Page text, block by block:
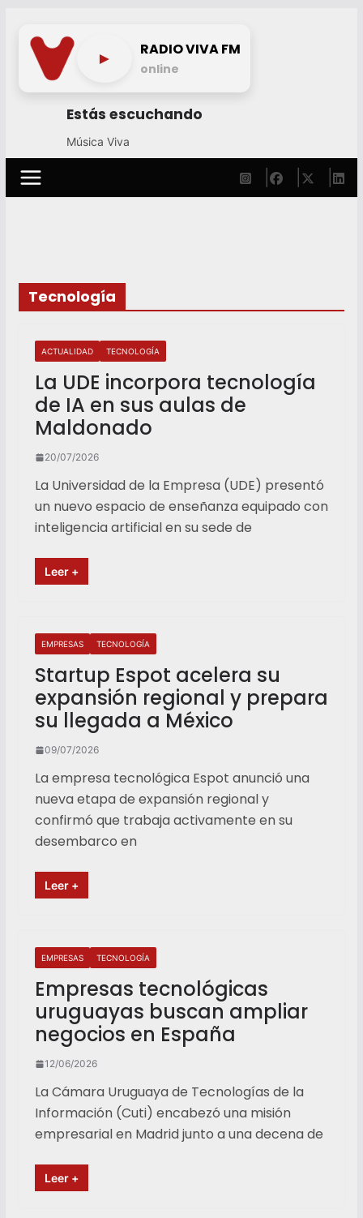
content
► RADIO VIVA FM
online
Estás escuchando
Música Viva
Tecnología
ACTUALIDAD TECNOLOGÍA
La UDE incorpora tecnología
de IA en sus aulas de
Maldonado
20/07/2026
La Universidad de la Empresa (UDE) presentó
un nuevo espacio de enseñanza equipado con
inteligencia artificial en su sede de
Leer +
EMPRESAS TECNOLOGÍA
Startup Espot acelera su
expansión regional y prepara
su llegada a México
09/07/2026
La empresa tecnológica Espot anunció una
nueva etapa de expansión regional y
confirmó que trabaja activamente en su
desembarco en
Leer +
EMPRESAS TECNOLOGÍA
Empresas tecnológicas
uruguayas buscan ampliar
negocios en España
12/06/2026
La Cámara Uruguaya de Tecnologías de la
Información (Cuti) encabezó una misión
empresarial en Madrid junto a una decena de
Leer +